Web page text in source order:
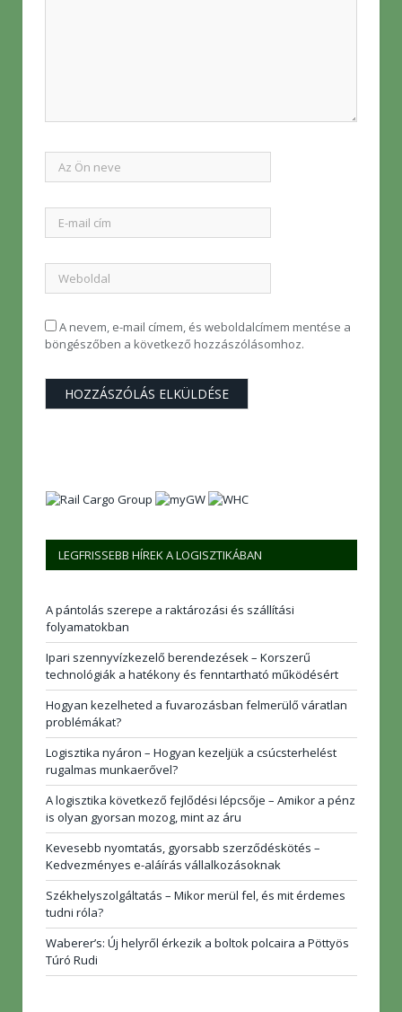
A nevem, e-mail címem, és weboldalcímem mentése a
böngészőben a következő hozzászólásomhoz.
LEGFRISSEBB HÍREK A LOGISZTIKÁBAN
A pántolás szerepe a raktározási és szállítási
folyamatokban
Ipari szennyvízkezelő berendezések – Korszerű
technológiák a hatékony és fenntartható működésért
Hogyan kezelheted a fuvarozásban felmerülő váratlan
problémákat?
Logisztika nyáron – Hogyan kezeljük a csúcsterhelést
rugalmas munkaerővel?
A logisztika következő fejlődési lépcsője – Amikor a pénz
is olyan gyorsan mozog, mint az áru
Kevesebb nyomtatás, gyorsabb szerződéskötés –
Kedvezményes e-aláírás vállalkozásoknak
Székhelyszolgáltatás – Mikor merül fel, és mit érdemes
tudni róla?
Waberer’s: Új helyről érkezik a boltok polcaira a Pöttyös
Túró Rudi